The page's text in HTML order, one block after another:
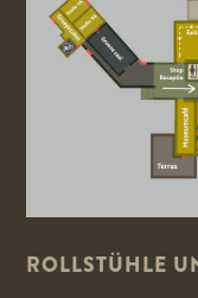
ROLLSTÜHLE